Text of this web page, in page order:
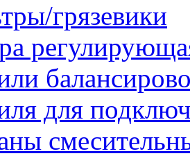
грязевики
для